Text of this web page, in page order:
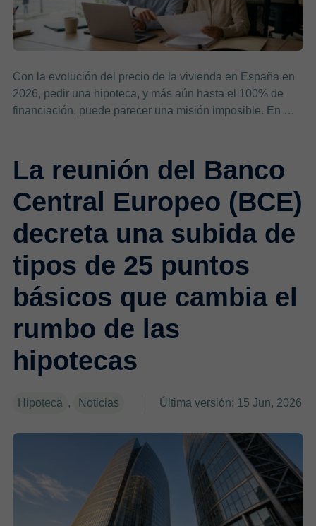
Con la evolución del precio de la vivienda en España en
2026, pedir una hipoteca, y más aún hasta el 100% de
financiación, puede parecer una misión imposible. En …
La reunión del Banco
Central Europeo (BCE)
decreta una subida de
tipos de 25 puntos
básicos que cambia el
rumbo de las
hipotecas
Hipoteca , Noticias Última versión: 15 Jun, 2026